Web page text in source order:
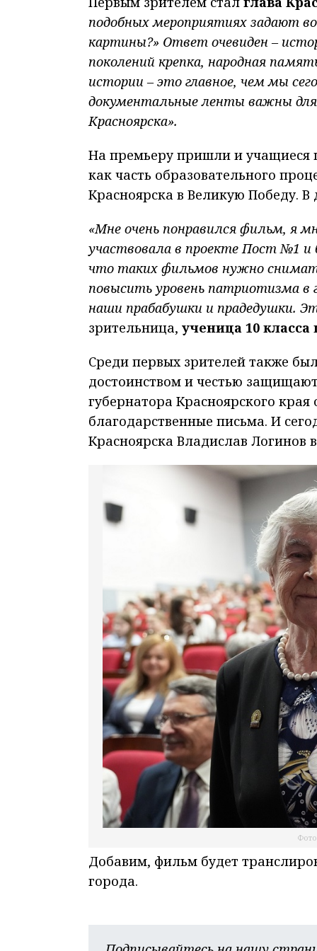
подобных мероприятиях задают
картины?» Ответ очевиден –
поколений крепка, народная
истории – это главное, чем мы
документальные ленты важны
Красноярска».
На премьеру пришли и учащиеся
как часть образовательного
Красноярска в Великую Победу.
«Мне очень понравился фильм, я
участвовала в проекте Пост №1
что таких фильмов нужно
повысить уровень патриотизма
наши прабабушки и прадедушки.
зрительница, ученица 10
Среди первых зрителей также
достоинством и честью
губернатора Красноярского
благодарственные письма. И
Красноярска Владислав Логинов
Фото
Добавим, фильм будет
города.